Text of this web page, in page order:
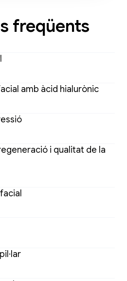
freqüents
amb àcid hialurònic
i qualitat de la